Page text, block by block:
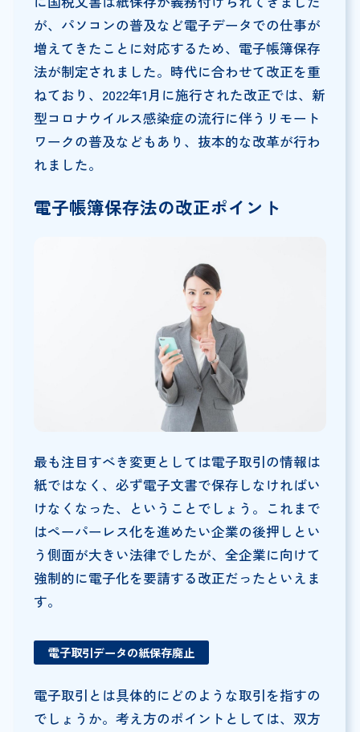
が、パソコンの普及など電子データでの仕事が
増えてきたことに対応するため、電子帳簿保存
法が制定されました。時代に合わせて改正を重
ねており、2022年1月に施行された改正では、新
型コロナウイルス感染症の流行に伴うリモート
ワークの普及などもあり、抜本的な改革が行わ
れました。
電子帳簿保存法の改正ポイント
最も注目すべき変更としては電子取引の情報は
紙ではなく、必ず電子文書で保存しなければい
けなくなった、ということでしょう。これまで
はペーパーレス化を進めたい企業の後押しとい
う側面が大きい法律でしたが、全企業に向けて
強制的に電子化を要請する改正だったといえま
す。
電子取引データの紙保存廃止
電子取引とは具体的にどのような取引を指すの
でしょうか。考え方のポイントとしては、双方